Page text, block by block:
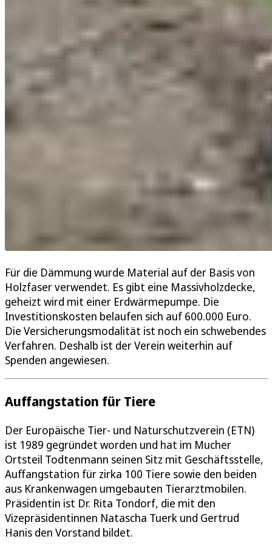
Für die Dämmung wurde Material auf der Basis von
Holzfaser verwendet. Es gibt eine Massivholzdecke,
geheizt wird mit einer Erdwärmepumpe. Die
Investitionskosten belaufen sich auf 600.000 Euro.
Die Versicherungsmodalität ist noch ein schwebendes
Verfahren. Deshalb ist der Verein weiterhin auf
Spenden angewiesen.
Auffangstation für Tiere
Der Europäische Tier- und Naturschutzverein (ETN)
ist 1989 gegründet worden und hat im Mucher
Ortsteil Todtenmann seinen Sitz mit Geschäftsstelle,
Auffangstation für zirka 100 Tiere sowie den beiden
aus Krankenwagen umgebauten Tierarztmobilen.
Präsidentin ist Dr. Rita Tondorf, die mit den
Vizepräsidentinnen Natascha Tuerk und Gertrud
Hanis den Vorstand bildet.